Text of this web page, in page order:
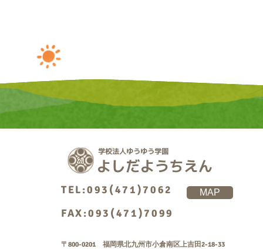
TEL:093(471)7062
FAX:093(471)7099
MAP
〒800-0201 福岡県北九州市小倉南区上吉田2-18-33